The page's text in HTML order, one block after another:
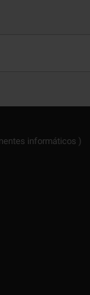
informáticos )